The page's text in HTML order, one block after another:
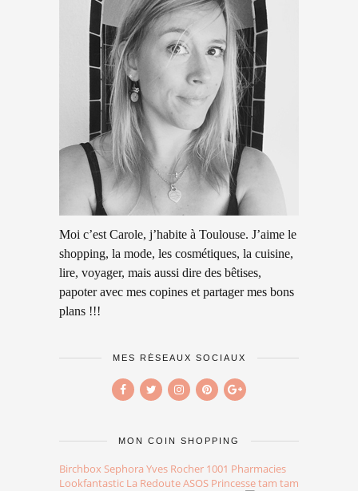
Moi c’est Carole, j’habite à Toulouse. J’aime le
shopping, la mode, les cosmétiques, la cuisine,
lire, voyager, mais aussi dire des bêtises,
papoter avec mes copines et partager mes bons
plans !!!
MES RÉSEAUX SOCIAUX
MON COIN SHOPPING
Birchbox Sephora Yves Rocher 1001 Pharmacies
Lookfantastic La RedouteASOS Princesse tam tam